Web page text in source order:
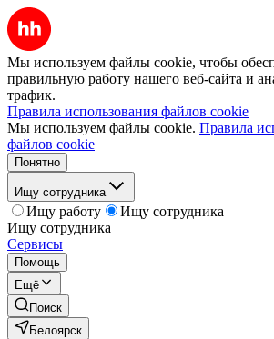
Мы используем файлы cookie, чтобы
правильную работу нашего веб-сайта и
трафик.
Правила использования файлов cookie
Мы используем файлы cookie. Правила
файлов cookie
Понятно
Ищу сотрудника
Ищу работу
Ищу сотрудника
Ищу сотрудника
Сервисы
Помощь
Ещё
Поиск
Белоярск